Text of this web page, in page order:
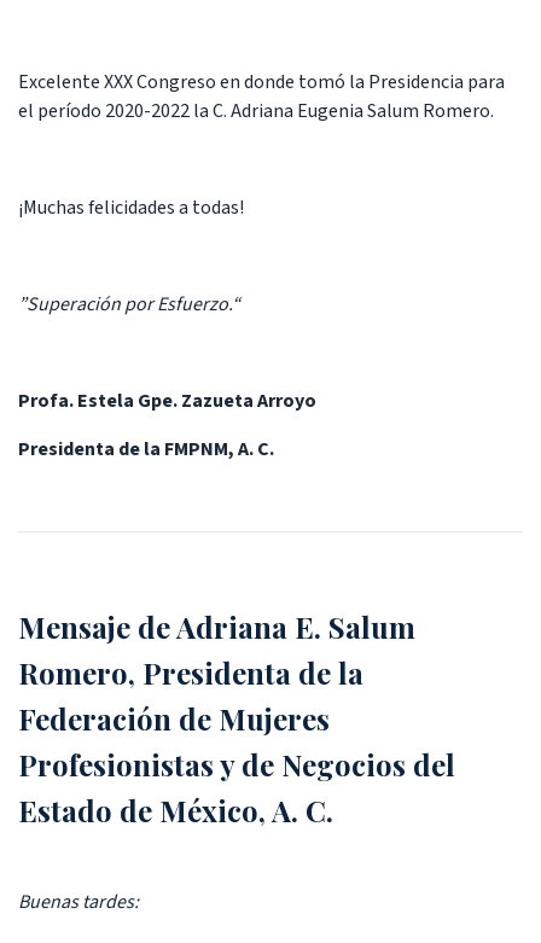
Excelente XXX Congreso en donde tomó la Presidencia para
el período 2020-2022 la C. Adriana Eugenia Salum Romero.
¡Muchas felicidades a todas!
”Superación por Esfuerzo.“
Profa. Estela Gpe. Zazueta Arroyo
Presidenta de la FMPNM, A. C.
Mensaje de Adriana E. Salum
Romero, Presidenta de la
Federación de Mujeres
Profesionistas y de Negocios del
Estado de México, A. C.
Buenas tardes: